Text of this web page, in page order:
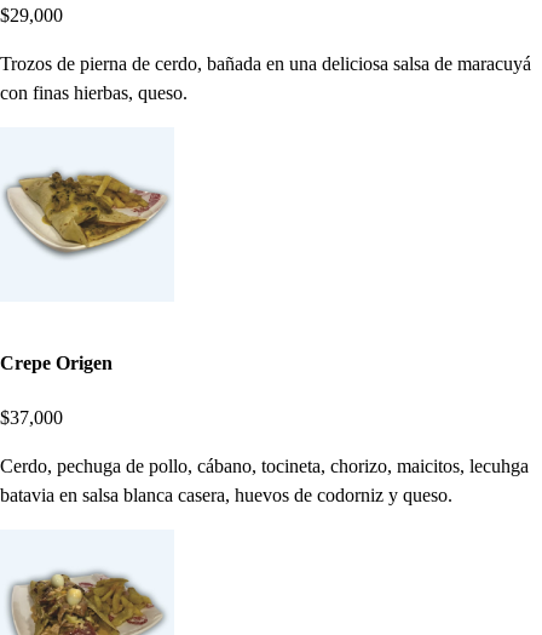
$29,000
Trozos de pierna de cerdo, bañada en una deliciosa salsa de maracuyá
con finas hierbas, queso.
Crepe Origen
$37,000
Cerdo, pechuga de pollo, cábano, tocineta, chorizo, maicitos, lecuhga
batavia en salsa blanca casera, huevos de codorniz y queso.